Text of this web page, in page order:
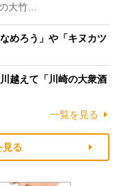
大竹…
めろう」や「キヌカツ
越えて「川崎の大衆酒
一覧を見る
見る